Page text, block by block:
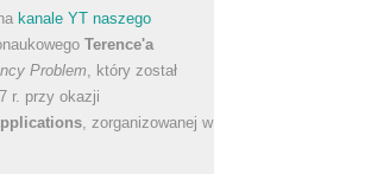
kanale YT naszego
Terence'a
Problem , który został
r. przy okazji
, zorganizowanej w